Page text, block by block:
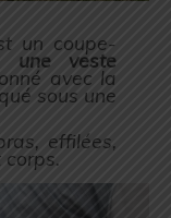
un coupe-
une veste
avec la
sous une
effilées,
corps.